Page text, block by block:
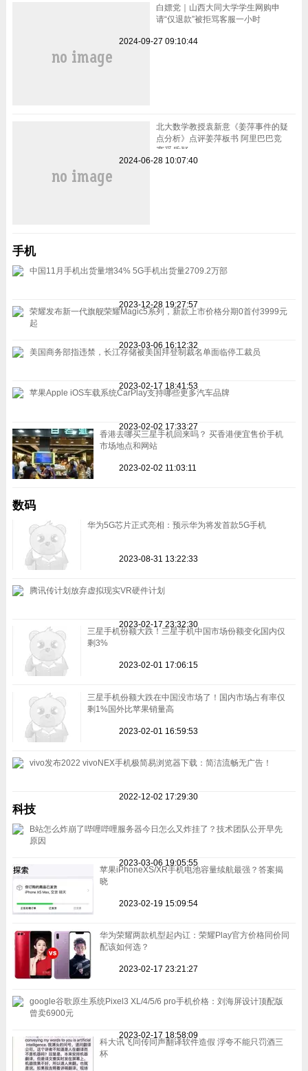
白嫖党｜山西大同大学学生网购申
请“仅退款”被拒骂客服一小时
2024-09-27 09:10:44
北大数学教授袁新意《姜萍事件的疑
点分析》点评姜萍板书 阿里巴巴竞
赛受质疑
2024-06-28 10:07:40
手机
中国11月手机出货量增34% 5G手机出货量2709.2万部
2023-12-28 19:27:57
荣耀发布新一代旗舰荣耀Magic5系列，新款上市价格分期0首付3999元
起
2023-03-06 16:12:32
美国商务部指违禁，长江存储被美国拜登制裁名单面临停工裁员
2023-02-17 18:41:53
苹果Apple iOS车载系统CarPlay支持哪些更多汽车品牌
2023-02-02 17:33:27
香港去哪买三星手机回来吗？ 买香港便宜售价手机
市场地点和网站
2023-02-02 11:03:11
数码
华为5G芯片正式亮相：预示华为将发首款5G手机
2023-08-31 13:22:33
腾讯传计划放弃虚拟现实VR硬件计划
2023-02-17 23:32:30
三星手机份额大跌！三星手机中国市场份额变化国内仅
剩3%
2023-02-01 17:06:15
三星手机份额大跌在中国没市场了！国内市场占有率仅
剩1%国外比苹果销量高
2023-02-01 16:59:53
vivo发布2022 vivoNEX手机极简易浏览器下载：简洁流畅无广告！
2022-12-02 17:29:30
科技
B站怎么炸崩了哔哩哔哩服务器今日怎么又炸挂了？技术团队公开早先
原因
2023-03-06 19:05:55
苹果iPhoneXS/XR手机电池容量续航最强？答案揭
晓
2023-02-19 15:09:54
华为荣耀两款机型起内讧：荣耀Play官方价格同价同
配该如何选？
2023-02-17 23:21:27
google谷歌原生系统Pixel3 XL/4/5/6 pro手机价格：刘海屏设计顶配版
曾卖6900元
2023-02-17 18:58:09
科大讯飞同传同声翻译软件造假 浮夸不能只罚酒三
杯